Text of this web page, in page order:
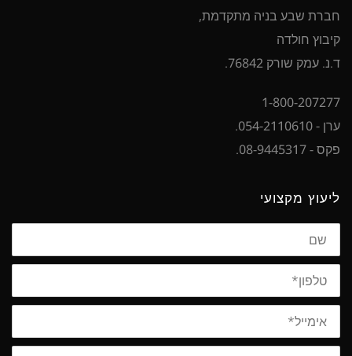
חברת שבע בניה מתקדמת,
קיבוץ חולדה
ד.נ. עמק שורק 76842.
1-800-207277
ערן - 054-2110610.
פקס - 08-9445317.
ליעוץ מקצועי
שם
טלפון
אימייל
סוג